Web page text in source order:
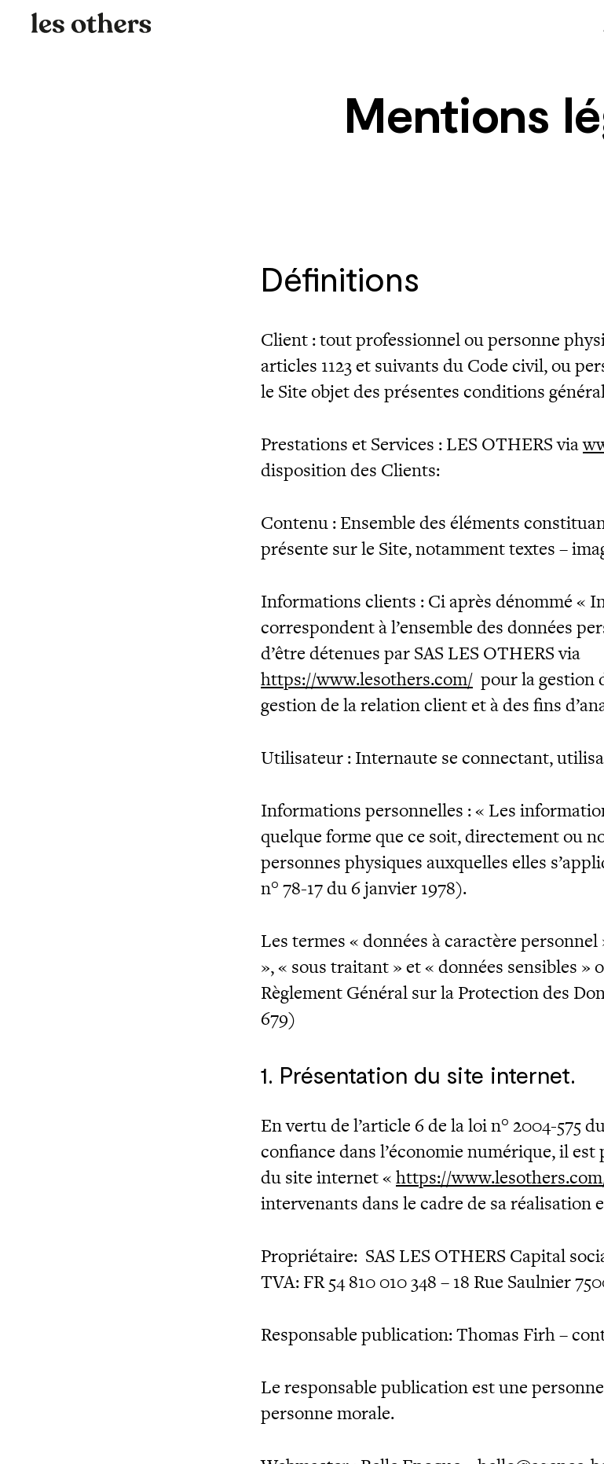
Mentions
Définitions
Client : tout professionnel ou personne
articles 1123 et suivants du Code civil, ou
le Site objet des présentes conditions
Prestations et Services : LES OTHERS via
disposition des Clients:
Contenu : Ensemble des éléments
présente sur le Site, notamment textes –
Informations clients : Ci après dénommé «
correspondent à l’ensemble des données
d’être détenues par SAS LES OTHERS via
https://www.lesothers.com/ pour la gestion
gestion de la relation client et à des fins
Utilisateur : Internaute se connectant,
Informations personnelles : « Les
quelque forme que ce soit, directement ou
personnes physiques auxquelles elles
n° 78-17 du 6 janvier 1978).
Les termes « données à caractère
», « sous traitant » et « données sensibles »
Règlement Général sur la Protection des
679)
1. Présentation du site internet.
En vertu de l’article 6 de la loi n° 2004-575
confiance dans l’économie numérique, il
du site internet « https://
intervenants dans le cadre de sa réalisation
Propriétaire: SAS LES OTHERS Capital
TVA: FR 54 810 010 348 – 18 Rue Saulnier
Responsable publication: Thomas Firh –
Le responsable publication est une
personne morale.